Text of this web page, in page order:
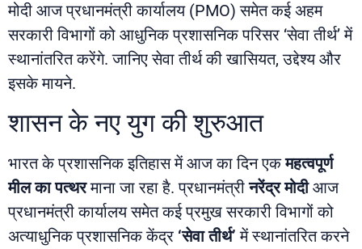
मोदी आज प्रधानमंत्री कार्यालय (PMO) समेत कई अहम
सरकारी विभागों को आधुनिक प्रशासनिक परिसर ‘सेवा तीर्थ’ में
स्थानांतरित करेंगे. जानिए सेवा तीर्थ की खासियत, उद्देश्य और
इसके मायने.
शासन के नए युग की शुरुआत
भारत के प्रशासनिक इतिहास में आज का दिन एकमहत्वपूर्ण
मील का पत्थरमाना जा रहा है. प्रधानमंत्रीनरेंद्र मोदीआज
प्रधानमंत्री कार्यालय समेत कई प्रमुख सरकारी विभागों को
अत्याधुनिक प्रशासनिक केंद्र ‘सेवा तीर्थ’ में स्थानांतरित करने